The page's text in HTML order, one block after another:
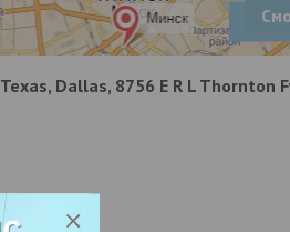
Dallas, 8756 E R L Thornton